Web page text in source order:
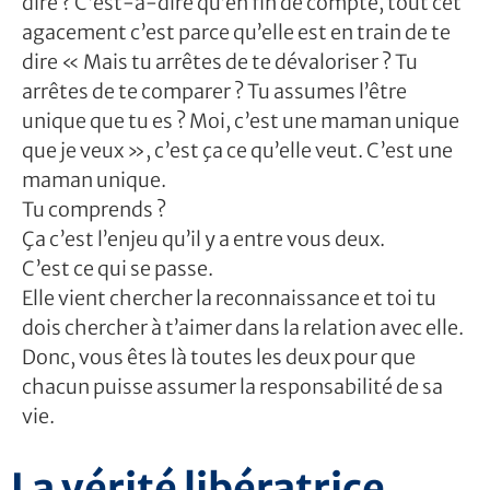
agacement c’est parce qu’elle est en train de te
dire « Mais tu arrêtes de te dévaloriser ? Tu
arrêtes de te comparer ? Tu assumes l’être
unique que tu es ? Moi, c’est une maman unique
que je veux », c’est ça ce qu’elle veut. C’est une
maman unique.
Tu comprends ?
Ça c’est l’enjeu qu’il y a entre vous deux.
C’est ce qui se passe.
Elle vient chercher la reconnaissance et toi tu
dois chercher à t’aimer dans la relation avec elle.
Donc, vous êtes là toutes les deux pour que
chacun puisse assumer la responsabilité de sa
vie.